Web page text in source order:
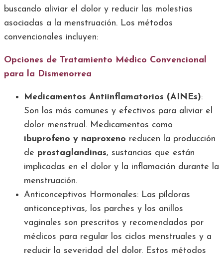
buscando aliviar el dolor y reducir las molestias
asociadas a la menstruación. Los métodos
convencionales incluyen:
Opciones de Tratamiento Médico Convencional
para la Dismenorrea
Medicamentos Antiinflamatorios (AINEs):
Son los más comunes y efectivos para aliviar el
dolor menstrual. Medicamentos como
ibuprofeno y naproxeno reducen la producción
de prostaglandinas, sustancias que están
implicadas en el dolor y la inflamación durante la
menstruación.
Anticonceptivos Hormonales: Las píldoras
anticonceptivas, los parches y los anillos
vaginales son prescritos y recomendados por
médicos para regular los ciclos menstruales y a
reducir la severidad del dolor. Estos métodos